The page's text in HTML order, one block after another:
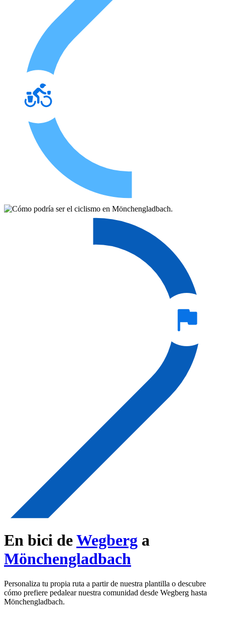
En bici deWegberg a
Mönchengladbach
Personaliza tu propia ruta a partir de nuestra plantilla o descubre
cómo prefiere pedalear nuestra comunidad desde Wegberg hasta
Mönchengladbach.